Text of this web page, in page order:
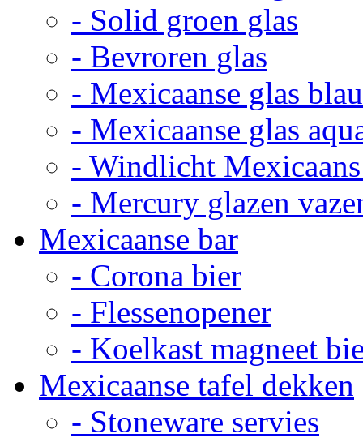
- Solid groen glas
- Bevroren glas
- Mexicaanse glas
- Mexicaanse glas
- Windlicht
- Mercury glazen
Mexicaanse bar
- Corona bier
- Flessenopener
- Koelkast magneet
Mexicaanse tafel dekken
- Stoneware servies